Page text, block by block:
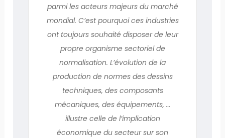
parmi les acteurs majeurs du marché
mondial. C’est pourquoi ces industries
ont toujours souhaité disposer de leur
propre organisme sectoriel de
normalisation. L’évolution de la
production de normes des dessins
techniques, des composants
mécaniques, des équipements, …
illustre celle de l’implication
économique du secteur sur son